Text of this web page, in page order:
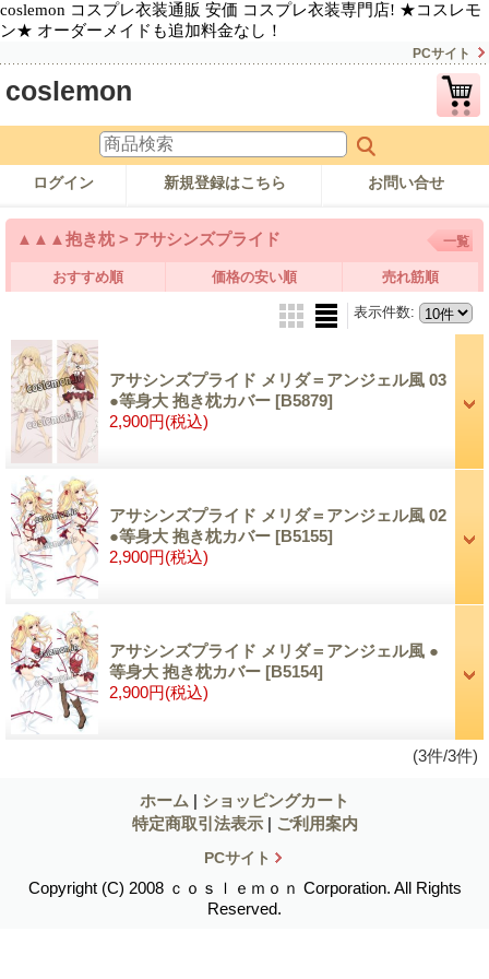
coslemon コスプレ衣装通販 安価 コスプレ衣装専門店! ★コスレモ
ン★ オーダーメイドも追加料金なし！
PCサイト
coslemon
ログイン 新規登録はこちら お問い合せ
▲▲▲抱き枕 > アサシンズプライド 一覧
おすすめ順 価格の安い順 売れ筋順
表示件数:
アサシンズプライド メリダ＝アンジェル風 03
●等身大 抱き枕カバー [B5879]
2,900円(税込)
アサシンズプライド メリダ＝アンジェル風 02
●等身大 抱き枕カバー [B5155]
2,900円(税込)
アサシンズプライド メリダ＝アンジェル風 ●
等身大 抱き枕カバー [B5154]
2,900円(税込)
(3件/3件)
ホーム | ショッピングカート
特定商取引法表示 | ご利用案内
PCサイト
Copyright (C) 2008 ｃｏｓｌｅｍｏｎ Corporation. All Rights
Reserved.